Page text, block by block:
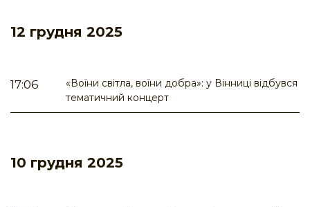
12 грудня 2025
17:06
«Воїни світла, воїни добра»: у Вінниці відбувся
тематичний концерт
10 грудня 2025